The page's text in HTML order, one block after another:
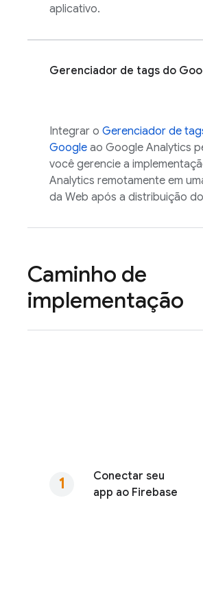
aplicativo.
Gerenciador de tags do
Integrar o Gerenciador de
Google ao Google Analytics
você gerencie a
Analytics remotamente em
da Web após a distribuição
Caminho de
implementação
Conectar seu
app ao Firebase